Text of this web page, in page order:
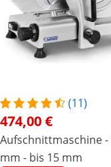
(11)
474,00 €
Aufschnittmaschine -
mm - bis 15 mm